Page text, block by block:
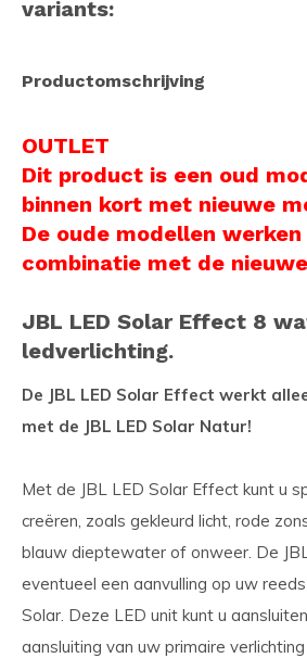
variants:
Productomschrijving
OUTLET
Dit product is een oud
binnen kort met nieuwe
De oude modellen
combinatie met de
JBL LED Solar Effect 8
ledverlichting.
De JBL LED Solar Effect werkt
met de JBL LED Solar Natur!
Met de JBL LED Solar Effect kunt u
creëren, zoals gekleurd licht, rode
blauw dieptewater of onweer. De
eventueel een aanvulling op uw
Solar. Deze LED unit kunt u
aansluiting van uw primaire